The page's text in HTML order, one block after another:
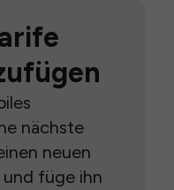
nächste
neuen
füge ihn